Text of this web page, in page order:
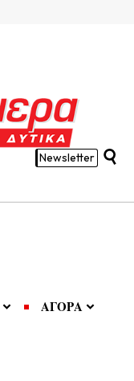
Newsletter
ΑΓΟΡΑ